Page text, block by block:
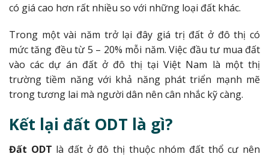
có giá cao hơn rất nhiều so với những loại đất khác.
Trong một vài năm trở lại đây giá trị đất ở đô thị có
mức tăng đều từ 5 – 20% mỗi năm. Việc đầu tư mua đất
vào các dự án đất ở đô thị tại Việt Nam là một thị
trường tiềm năng với khả năng phát triển mạnh mẽ
trong tương lai mà người dân nên cân nhắc kỹ càng.
Kết lại đất ODT là gì?
Đất ODT là đất ở đô thị thuộc nhóm đất thổ cư nên